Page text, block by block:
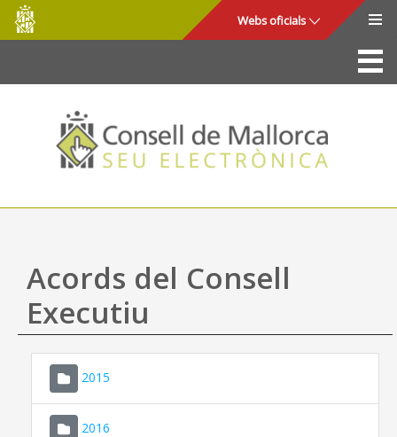
Salta al contingut principal
Consell
de
Mallorca
Webs oficials
La Seu
Consell de Mallorca
Accés i seguretat
Utilitats
Ajuda
Acords del Consell
Executiu
2015
2016